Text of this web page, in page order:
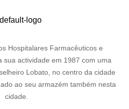
Hospitalares Farmacêuticos e
sua actividade em 1987 com uma
Lobato, no centro da cidade
ao seu armazém também nesta
cidade.